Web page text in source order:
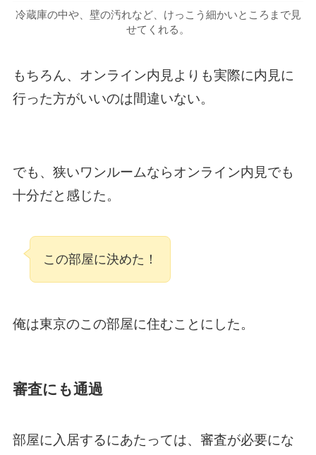
冷蔵庫の中や、壁の汚れなど、けっこう細かいところまで見
せてくれる。
もちろん、オンライン内見よりも実際に内見に
行った方がいいのは間違いない。
でも、狭いワンルームならオンライン内見でも
十分だと感じた。
この部屋に決めた！
俺は東京のこの部屋に住むことにした。
審査にも通過
部屋に入居するにあたっては、審査が必要にな